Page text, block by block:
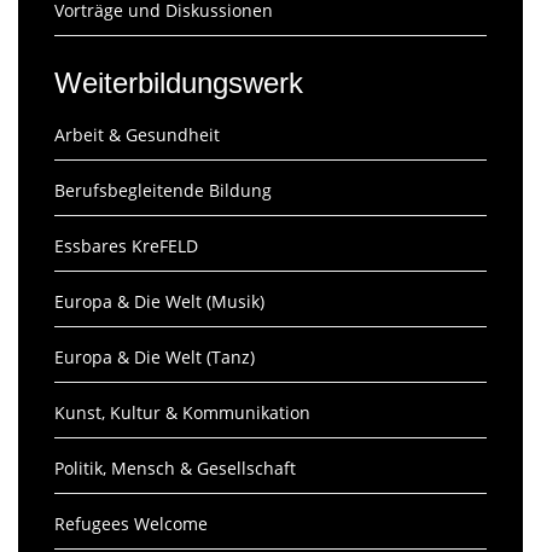
Vorträge und Diskussionen
Weiterbildungswerk
Arbeit & Gesundheit
Berufsbegleitende Bildung
Essbares KreFELD
Europa & Die Welt (Musik)
Europa & Die Welt (Tanz)
Kunst, Kultur & Kommunikation
Politik, Mensch & Gesellschaft
Refugees Welcome